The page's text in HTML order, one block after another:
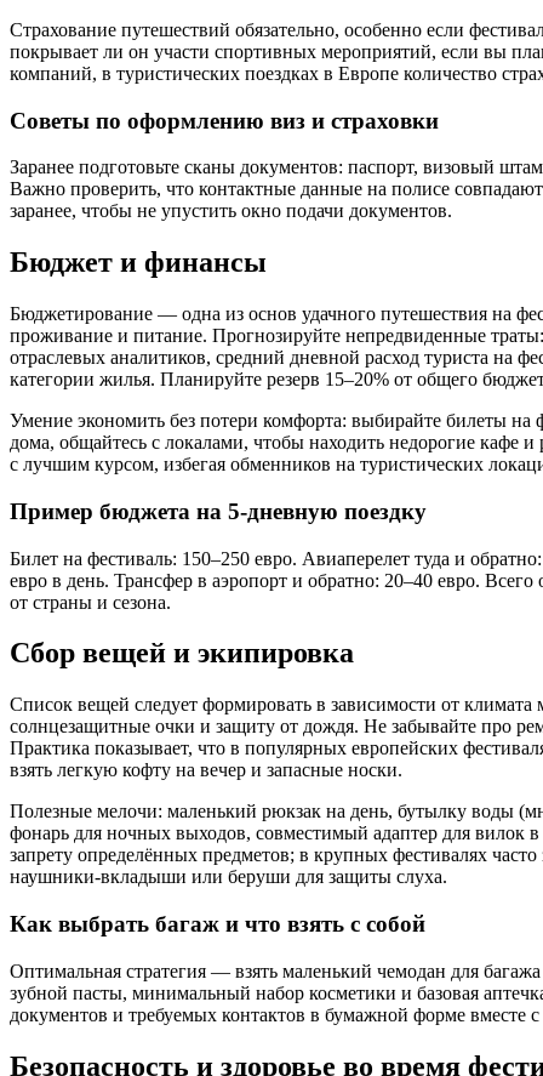
Страхование путешествий обязательно, особенно если
покрывает ли он участи спортивных мероприятий, если вы
компаний, в туристических поездках в Европе количество
Советы по оформлению виз и страховки
Заранее подготовьте сканы документов: паспорт, визовый
Важно проверить, что контактные данные на полисе
заранее, чтобы не упустить окно подачи документов.
Бюджет и финансы
Бюджетирование — одна из основ удачного путешествия на
проживание и питание. Прогнозируйте непредвиденные
отраслевых аналитиков, средний дневной расход туриста на
категории жилья. Планируйте резерв 15–20% от общего
Умение экономить без потери комфорта: выбирайте билеты на
дома, общайтесь с локалами, чтобы находить недорогие кафе
с лучшим курсом, избегая обменников на туристических
Пример бюджета на 5-дневную поездку
Билет на фестиваль: 150–250 евро. Авиаперелет туда и
евро в день. Трансфер в аэропорт и обратно: 20–40 евро.
от страны и сезона.
Сбор вещей и экипировка
Список вещей следует формировать в зависимости от
солнцезащитные очки и защиту от дождя. Не забывайте про
Практика показывает, что в популярных европейских
взять легкую кофту на вечер и запасные носки.
Полезные мелочи: маленький рюкзак на день, бутылку воды
фонарь для ночных выходов, совместимый адаптер для вилок
запрету определённых предметов; в крупных фестивалях
наушники‑вкладыши или беруши для защиты слуха.
Как выбрать багаж и что взять с собой
Оптимальная стратегия — взять маленький чемодан для
зубной пасты, минимальный набор косметики и базовая
документов и требуемых контактов в бумажной форме вместе
Безопасность и здоровье во время